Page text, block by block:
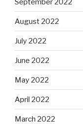
September 2022
August 2022
July 2022
June 2022
May 2022
April 2022
March 2022